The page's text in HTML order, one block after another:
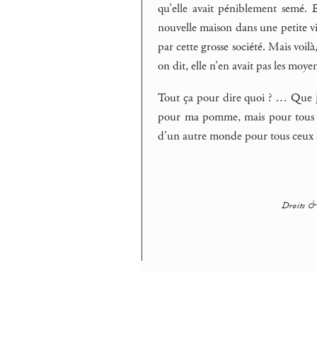
qu’elle avait péniblement
nouvelle maison dans une petite
par cette grosse société. Mais
on dit, elle n’en avait pas les
Tout ça pour dire quoi ? … Que
pour ma pomme, mais pour
d’un autre monde pour tous ceux
Droits &